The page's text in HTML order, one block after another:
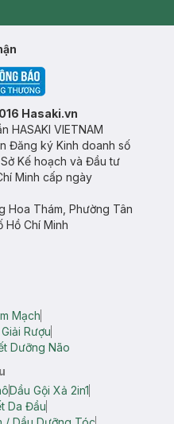
Hasaki.vn
HASAKI VIETNAM
Đăng ký Kinh doanh số
Kế hoạch và Đầu tư
Minh cấp ngày
Hoa Thám, Phường Tân
Hồ Chí Minh
Mạch
Rượu
Dưỡng Não
Dầu Gội Xả 2in1
Da Đầu